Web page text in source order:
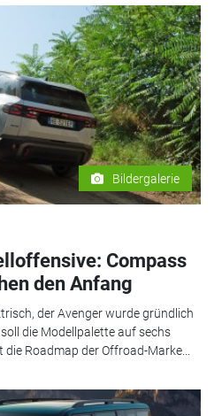
Bildergalerie
Compass
den Anfang
der Avenger wurde gründlich
die Modellpalette auf sechs
Roadmap der Offroad-Marke...